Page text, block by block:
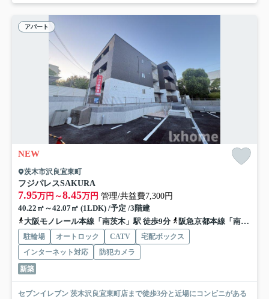
アパート
NEW
茨木市沢良宜東町
フジパレスSAKURA
7.95万円～8.45万円 管理/共益費7,300円
40.22㎡～42.07㎡ (1LDK) /予定 /3階建
大阪モノレール本線「南茨木」駅 徒歩9分
阪急京都本線「南茨木」駅 徒歩9分
駐輪場 オートロック CATV
宅配ボックス
インターネット対応
防犯カメラ
新築
セブンイレブン 茨木沢良宜東町店まで徒歩3分と近場にコンビニがある